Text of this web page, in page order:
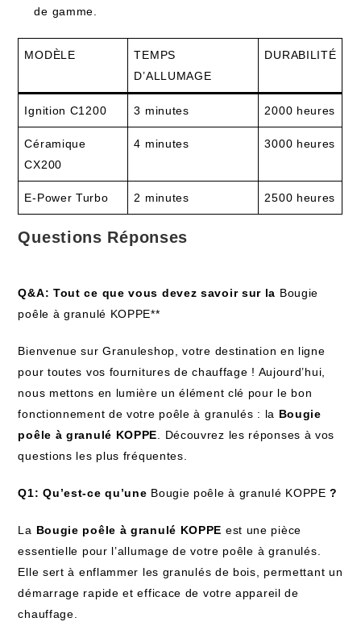
de gamme.
MODÈLE
TEMPS
D’ALLUMAGE
DURABILITÉ
Ignition C1200 3 minutes 2000 heures
Céramique
CX200
4 minutes 3000 heures
E-Power Turbo 2 minutes 2500 heures
Questions Réponses
Q&A: Tout ce que vous devez savoir sur la Bougie
poêle à granulé KOPPE**
Bienvenue sur Granuleshop, votre destination en ligne
pour toutes vos fournitures de chauffage ! Aujourd’hui,
nous mettons en lumière un élément clé pour le bon
fonctionnement de votre poêle à granulés : la Bougie
poêle à granulé KOPPE . Découvrez les réponses à vos
questions les plus fréquentes.
Q1: Qu’est-ce qu’une Bougie poêle à granulé KOPPE ?
La Bougie poêle à granulé KOPPE est une pièce
essentielle pour l’allumage de votre poêle à granulés.
Elle sert à enflammer les granulés de bois, permettant un
démarrage rapide et efficace de votre appareil de
chauffage.